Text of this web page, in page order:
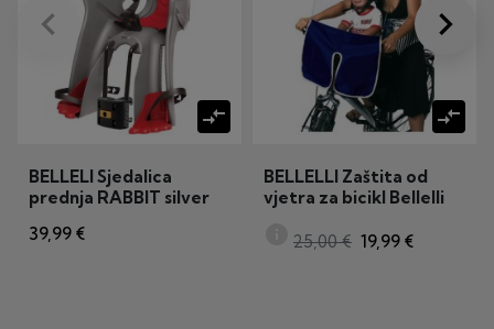
compare_arrows
BELLELI Sjedalica
prednja RABBIT silver
39,99 €
compare_arrows
BELLELLI Zaštita od
vjetra za bicikl Bellelli
25,00 € 19,99 €
Prije
keyboard_arrow_left Dalje
keyboard_arrow_right